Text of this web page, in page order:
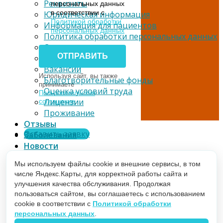
персональных данных
в соответствии с
Политикой обработки
персональных данных
Используя сайт, вы также
принимаете
Пользовательское
соглашение.
Оставить заявку
Реквизиты
Юридическая информация
Информация для пациентов
Политика обработки персональных данных
Сотрудничество
Налоговый вычет
Вакансии
Благотворительные фонды
Оценка условий труда
Лицензии
Проживание
Отзывы
Заболевания
Новости
Партнерам
Мы используем файлы cookie и внешние сервисы, в том
числе Яндекс.Карты, для корректной работы сайта и
улучшения качества обслуживания. Продолжая
пользоваться сайтом, вы соглашаетесь с использованием
cookie в соответствии с Политикой обработки
персональных данных